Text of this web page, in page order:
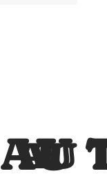
AU
AU